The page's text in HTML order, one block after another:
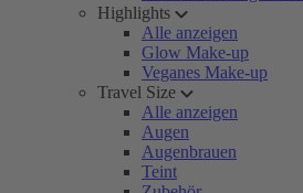
Highlights
Alle anzeigen
Glow Make-up
Veganes Make-up
Travel Size
Alle anzeigen
Augen
Augenbrauen
Teint